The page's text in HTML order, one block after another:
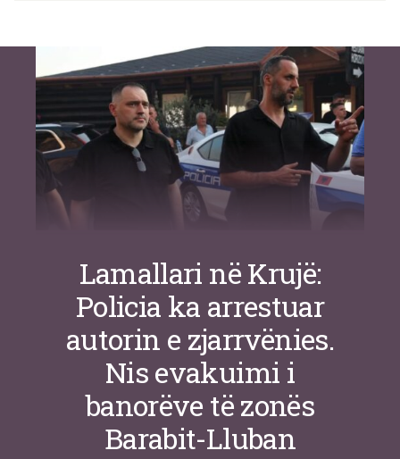
Or Shalom
Lamallari në Krujë:
Policia ka arrestuar
autorin e zjarrvënies.
Nis evakuimi i
banorëve të zonës
Barabit-Lluban